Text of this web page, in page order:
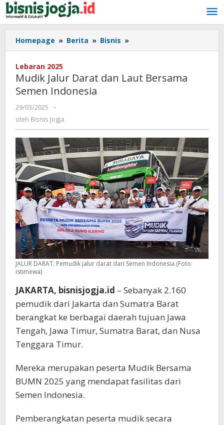
Lewati
ke
konten
Homepage » Berita » Bisnis »
Jalur
Laut
Lebaran 2025
Mudik Jalur Darat dan Laut Bersama
Semen Indonesia
29/03/2025
oleh
Bisnis
Jogja
-
oleh Bisnis Jogja
JALUR DARAT: Pemudik jalur darat dari Semen Indonesia.(Foto:
istimewa)
JAKARTA, bisnisjogja.id – Sebanyak 2.160
pemudik dari Jakarta dan Sumatra Barat
berangkat ke berbagai daerah tujuan Jawa
Tengah, Jawa Timur, Sumatra Barat, dan Nusa
Tenggara Timur.
Mereka merupakan peserta Mudik Bersama
BUMN 2025 yang mendapat fasilitas dari
Semen Indonesia.
Pemberangkatan peserta mudik secara